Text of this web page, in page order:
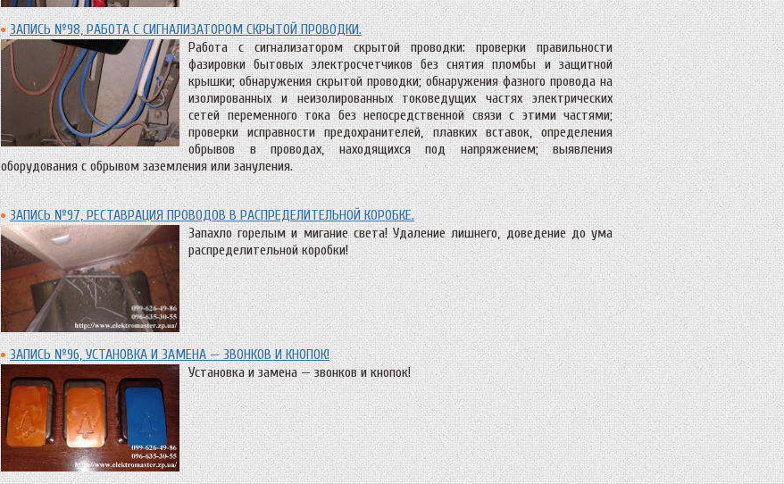
ЗАПИСЬ №98, РАБОТА С СИГНАЛИЗАТОРОМ СКРЫТОЙ ПРОВОДКИ.
Работа с сигнализатором скрытой проводки: проверки правильности
фазировки бытовых электросчетчиков без снятия пломбы и защитной
крышки; обнаружения скрытой проводки; обнаружения фазного провода на
изолированных и неизолированных токоведущих частях электрических
сетей переменного тока без непосредственной связи с этими частями;
проверки исправности предохранителей, плавких вставок, определения
обрывов в проводах, находящихся под напряжением; выявления
оборудования с обрывом заземления или зануления.
ЗАПИСЬ №97, РЕСТАВРАЦИЯ ПРОВОДОВ В РАСПРЕДЕЛИТЕЛЬНОЙ КОРОБКЕ.
Запахло горелым и мигание света! Удаление лишнего, доведение до ума
распределительной коробки!
ЗАПИСЬ №96, УСТАНОВКА И ЗАМЕНА — ЗВОНКОВ И КНОПОК!
Установка и замена — звонков и кнопок!